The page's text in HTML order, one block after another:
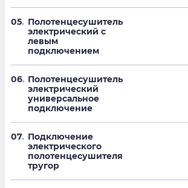
05. Полотенцесушитель
электрический с
левым
подключением
06. Полотенцесушитель
электрический
универсальное
подключение
07. Подключение
электрического
полотенцесушителя
тругор